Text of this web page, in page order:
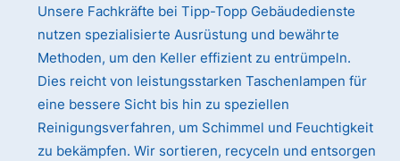
Unsere Fachkräfte bei Tipp-Topp Gebäudedienste
nutzen spezialisierte Ausrüstung und bewährte
Methoden, um den Keller effizient zu entrümpeln.
Dies reicht von leistungsstarken Taschenlampen für
eine bessere Sicht bis hin zu speziellen
Reinigungsverfahren, um Schimmel und Feuchtigkeit
zu bekämpfen. Wir sortieren, recyceln und entsorgen